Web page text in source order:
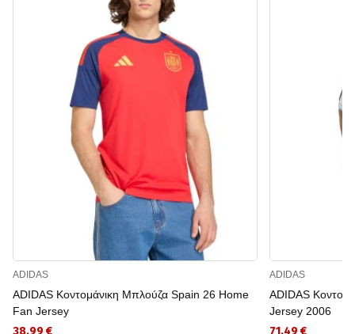
ADIDAS
ADIDAS Κοντομάνικη Μπλούζα Spain 26 Home
Fan Jersey
38.99 €
ADIDAS
ADIDAS
Jersey 2006
71.49 €